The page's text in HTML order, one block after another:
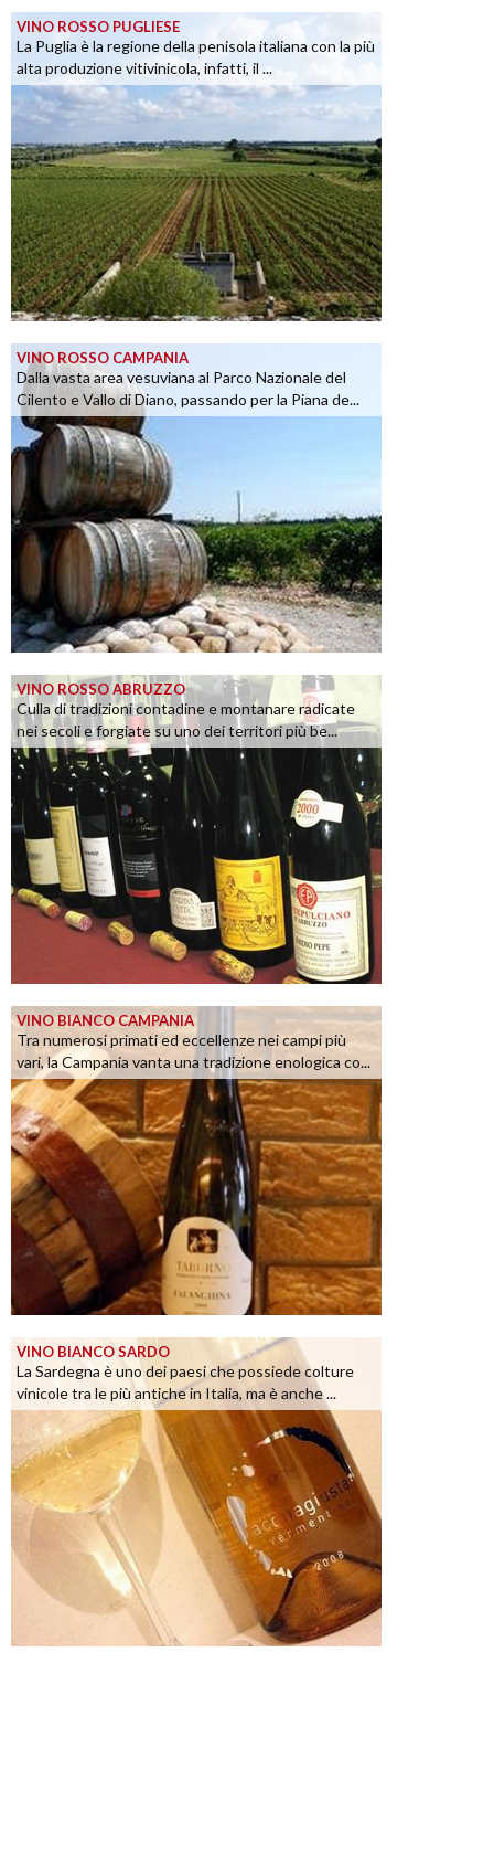
VINO ROSSO PUGLIESE
La Puglia è la regione della penisola italiana con la più
alta produzione vitivinicola, infatti, il ...
VINO ROSSO CAMPANIA
Dalla vasta area vesuviana al Parco Nazionale del
Cilento e Vallo di Diano, passando per la Piana de...
VINO ROSSO ABRUZZO
Culla di tradizioni contadine e montanare radicate
nei secoli e forgiate su uno dei territori più be...
VINO BIANCO CAMPANIA
Tra numerosi primati ed eccellenze nei campi più
vari, la Campania vanta una tradizione enologica co...
VINO BIANCO SARDO
La Sardegna è uno dei paesi che possiede colture
vinicole tra le più antiche in Italia, ma è anche ...